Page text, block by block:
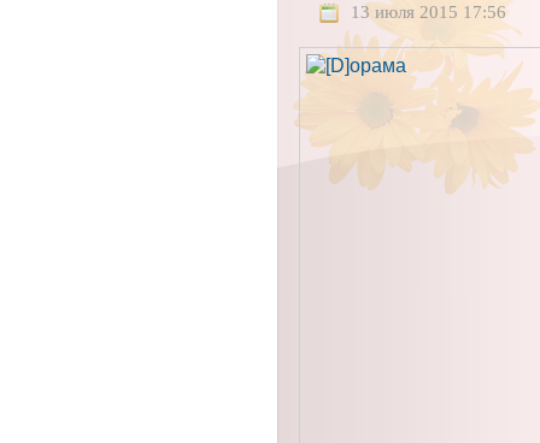
13 июля 2015 17:56